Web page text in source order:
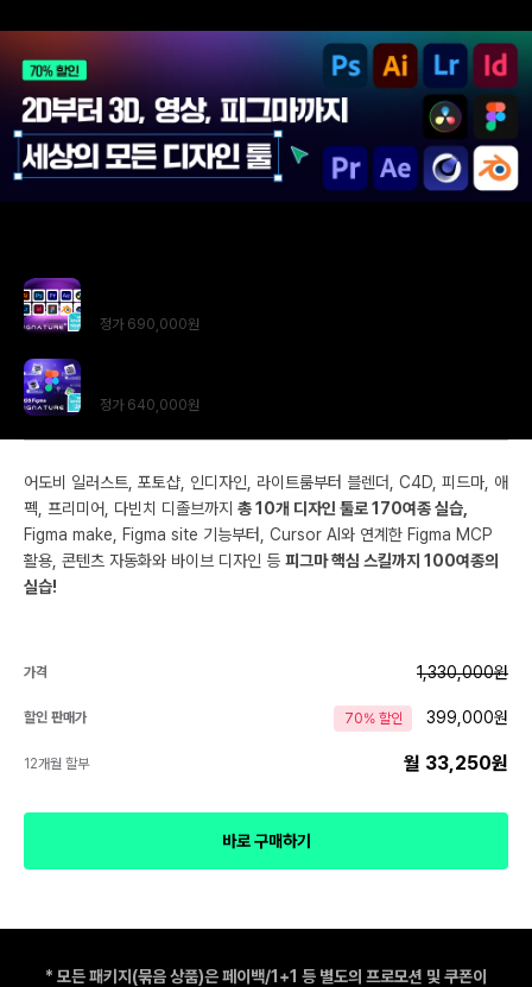
패스트캠퍼스
정가 690,000원
정가 640,000원
어도비 일러스트, 포토샵, 인디자인, 라이트룸부터 블렌더, C4D, 피드마, 애
펙, 프리미어, 다빈치 디졸브까지 총 10개 디자인 툴로 170여종 실습,
Figma make, Figma site 기능부터, Cursor AI와 연계한 Figma MCP
활용, 콘텐츠 자동화와 바이브 디자인 등 피그마 핵심 스킬까지 100여종의
실습!
가격 1,330,000원
할인 판매가 70% 할인 399,000원
12개월 할부 월 33,250원
바로 구매하기
* 모든 패키지(묶음 상품)은 페이백/1+1 등 별도의 프로모션 및 쿠폰이